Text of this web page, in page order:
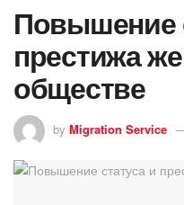
Повышение
престижа
обществе
by Migration Service